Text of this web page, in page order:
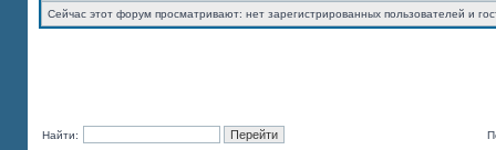
Сейчас этот форум просматривают: нет зарегистрированных пользователей и
Найти: